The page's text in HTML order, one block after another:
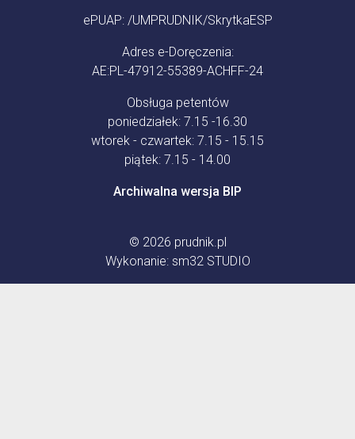
ePUAP: /UMPRUDNIK/SkrytkaESP
Adres e-Doręczenia:
AE:PL-47912-55389-ACHFF-24
Obsługa petentów
poniedziałek: 7.15 -16.30
wtorek - czwartek: 7.15 - 15.15
piątek: 7.15 - 14.00
Archiwalna wersja BIP
© 2026 prudnik.pl
Wykonanie: sm32 STUDIO